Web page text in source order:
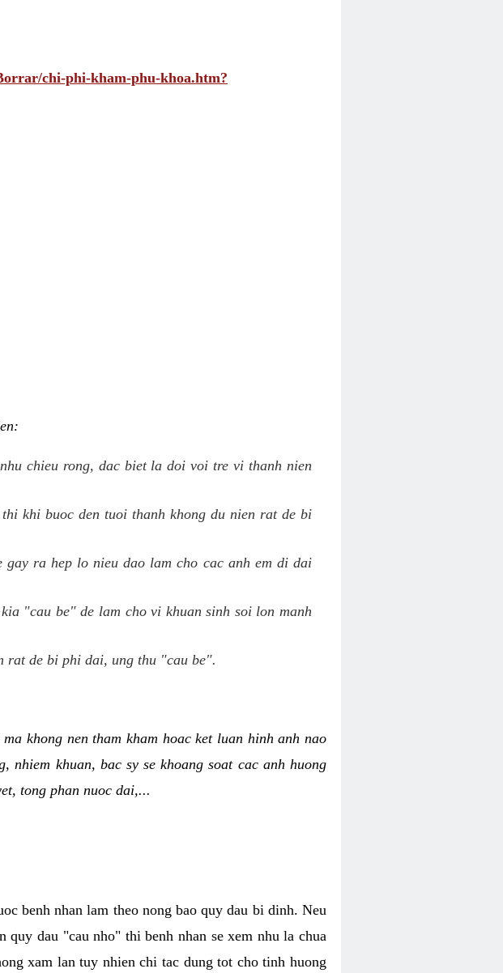
chi-phi-kham-phu-khoa.htm?
chieu rong, dac biet la doi voi tre vi thanh nien
khi buoc den tuoi thanh khong du nien rat de bi
ra hep lo nieu dao lam cho cac anh em di dai
"cau be" de lam cho vi khuan sinh soi lon manh
rat de bi phi dai, ung thu "cau be".
khong nen tham kham hoac ket luan hinh anh nao
khuan, bac sy se khoang soat cac anh huong
tong phan nuoc dai,...
benh nhan lam theo nong bao quy dau bi dinh. Neu
quy dau "cau nho" thi benh nhan se xem nhu la chua
xam lan tuy nhien chi tac dung tot cho tinh huong